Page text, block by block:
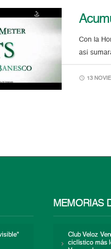
Con la
así
13
MEMORIAS
Club Veloz
ciclístico más